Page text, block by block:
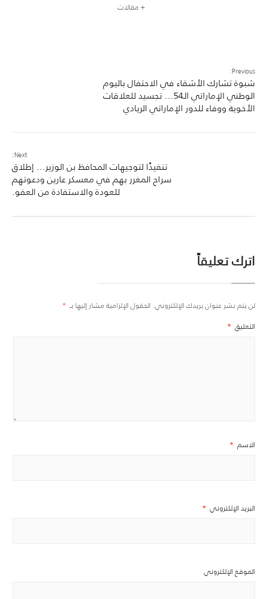
+ مقالات
Previous:
شبوة تشارك الأشقاء في الاحتفال باليوم
الوطني الإماراتي الـ54… تجسيد للعلاقات
الأخوية ووفاء للدور الإماراتي الريادي
Next:
تنفيذًا لتوجيهات المحافظ بن الوزير… إطلاق
سراح المغرر بهم في معسكر عارين ودعوتهم
للعودة والاستفادة من العفو.
اترك تعليقاً
لن يتم نشر عنوان بريدك الإلكتروني. الحقول الإلزامية مشار إليها بـ *
التعليق *
الاسم *
البريد الإلكتروني *
الموقع الإلكتروني